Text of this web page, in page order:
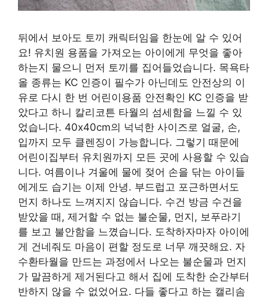
뒤에서 보아도 토끼 캐릭터임을 한눈에 알 수 있어
요! 유치원 용품을 가져오는 아이에게 무엇을 좋아
하는지 물으니 먼저 토끼를 집어들었습니다. 목욕타
올 종류는 KC 인증이 필수가 아닌데도 안전상의 이
유로 다시 한 번 어린이용품 안전확인 KC 인증을 받
았다고 하니 칼리코튼 타월의 섬세함을 느낄 수 있
었습니다. 40x40cm의 넉넉한 사이즈로 얼굴, 손,
입까지 모두 클렌징이 가능합니다. 그렇기 때문에
어린이집부터 유치원까지 모든 곳에 사용할 수 있습
니다. 여름이나 겨울에 물에 젖어 손을 닦는 아이들
에게도 습기는 이제 안녕. 부드럽고 포근하면서도
먼지 하나도 느껴지지 않습니다. 수건 방금 수건을
받았을 때, 제거할 수 없는 불순물, 먼지, 보푸라기
를 보고 불안함을 느꼈습니다. 도착하자마자 아이에
게 건네줘도 마음이 편할 정도로 너무 깨끗해요. 자
수환타월을 만드는 과정에서 나오는 불순물과 먼지
가 말끔하게 제거된다고 해서 집에 도착한 순간부터
반하지 않을 수 없었어요. 다들 좋다고 하는 캘리솜